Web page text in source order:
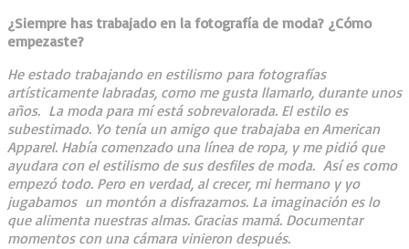
¿Siempre has trabajado en la fotografía de moda? ¿Cómo
empezaste?
He estado trabajando en estilismo para fotografías
artísticamente labradas, como me gusta llamarlo, durante unos
años. La moda para mí está sobrevalorada. El estilo es
subestimado. Yo tenía un amigo que trabajaba en American
Apparel. Había comenzado una línea de ropa, y me pidió que
ayudara con el estilismo de sus desfiles de moda. Así es como
empezó todo. Pero en verdad, al crecer, mi hermano y yo
jugabamos un montón a disfrazarnos. La imaginación es lo
que alimenta nuestras almas. Gracias mamá. Documentar
momentos con una cámara vinieron después.